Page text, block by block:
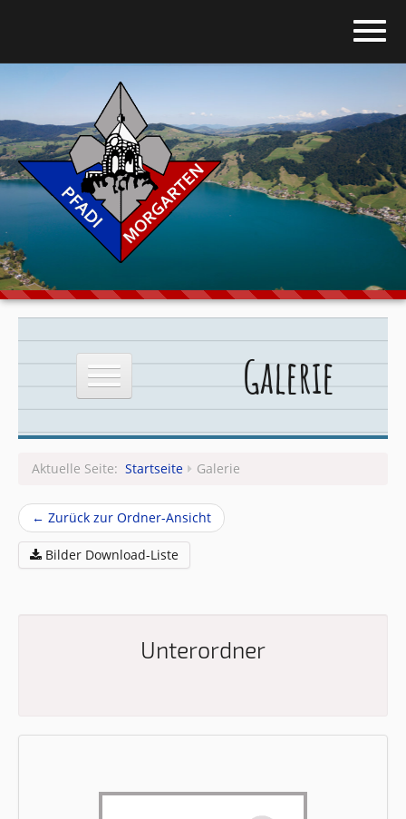
Blog
Über uns
Stufen
Downloads
Kontakt Galerie
Aktuelle Seite: Startseite Galerie
← Zurück zur Ordner-Ansicht
Bilder Download-Liste
Unterordner